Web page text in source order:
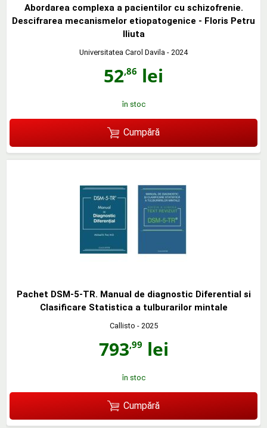
Abordarea complexa a pacientilor cu schizofrenie.
Descifrarea mecanismelor etiopatogenice - Floris Petru
Iliuta
Universitatea Carol Davila - 2024
52,86 lei
în stoc
Cumpără
Pachet DSM-5-TR. Manual de diagnostic Diferential si
Clasificare Statistica a tulburarilor mintale
Callisto - 2025
793,99 lei
în stoc
Cumpără